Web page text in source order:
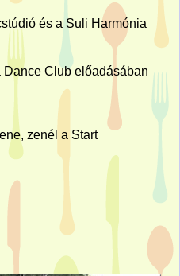
és a Suli Harmónia
Club előadásában
zenél a Start